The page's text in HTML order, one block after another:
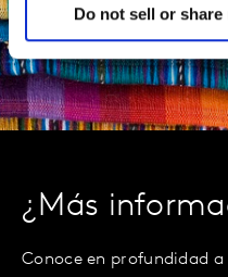
Do not sell or
¿Más
Conoce en profundidad